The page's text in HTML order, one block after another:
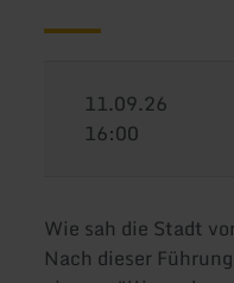
11.09.26
16:00
Wie sah die Stadt
Nach dieser